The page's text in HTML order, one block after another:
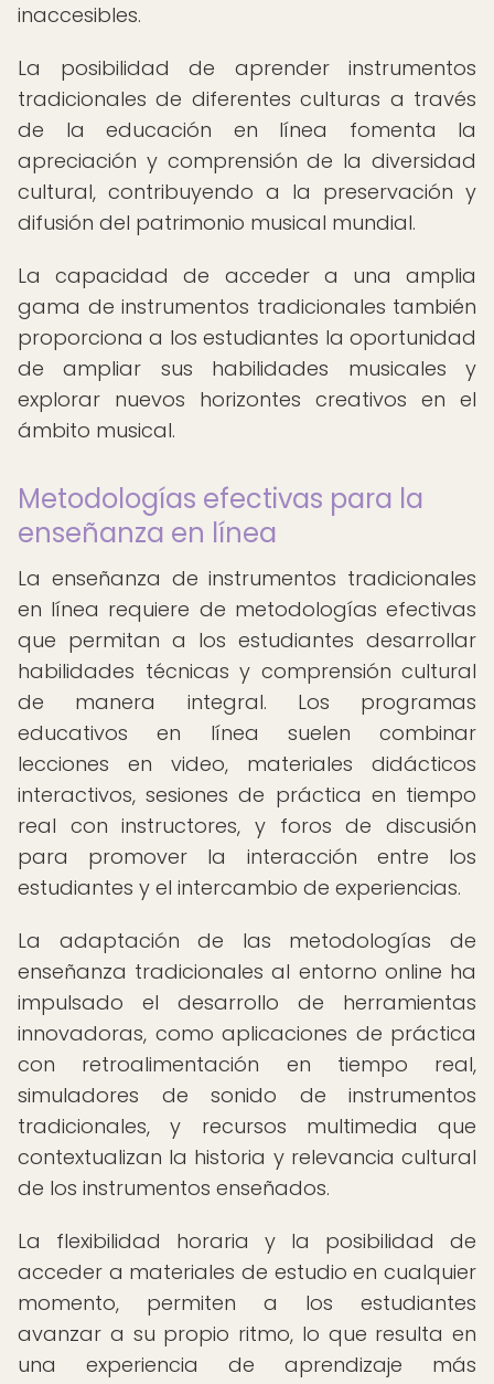
inaccesibles.
La posibilidad de aprender instrumentos
tradicionales de diferentes culturas a través
de la educación en línea fomenta la
apreciación y comprensión de la diversidad
cultural, contribuyendo a la preservación y
difusión del patrimonio musical mundial.
La capacidad de acceder a una amplia
gama de instrumentos tradicionales también
proporciona a los estudiantes la oportunidad
de ampliar sus habilidades musicales y
explorar nuevos horizontes creativos en el
ámbito musical.
Metodologías efectivas para la
enseñanza en línea
La enseñanza de instrumentos tradicionales
en línea requiere de metodologías efectivas
que permitan a los estudiantes desarrollar
habilidades técnicas y comprensión cultural
de manera integral. Los programas
educativos en línea suelen combinar
lecciones en video, materiales didácticos
interactivos, sesiones de práctica en tiempo
real con instructores, y foros de discusión
para promover la interacción entre los
estudiantes y el intercambio de experiencias.
La adaptación de las metodologías de
enseñanza tradicionales al entorno online ha
impulsado el desarrollo de herramientas
innovadoras, como aplicaciones de práctica
con retroalimentación en tiempo real,
simuladores de sonido de instrumentos
tradicionales, y recursos multimedia que
contextualizan la historia y relevancia cultural
de los instrumentos enseñados.
La flexibilidad horaria y la posibilidad de
acceder a materiales de estudio en cualquier
momento, permiten a los estudiantes
avanzar a su propio ritmo, lo que resulta en
una experiencia de aprendizaje más